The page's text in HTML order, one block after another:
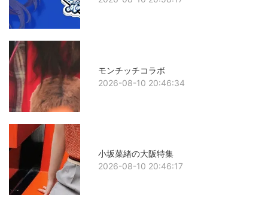
モンチッチコラボ
2026-08-10 20:46:34
小坂菜緒の大阪特集
2026-08-10 20:46:17